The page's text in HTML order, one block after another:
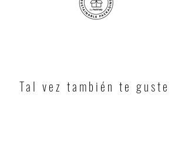
Tal vez también te guste